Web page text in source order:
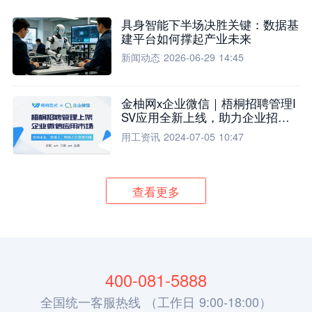
具身智能下半场决胜关键：数据基
建平台如何撑起产业未来
新闻动态 2026-06-29 14:45
金柚网x企业微信｜梧桐招聘管理I
SV应用全新上线，助力企业招聘
流程全面升级
用工资讯 2024-07-05 10:47
查看更多
400-081-5888
全国统一客服热线 （工作日 9:00-18:00）